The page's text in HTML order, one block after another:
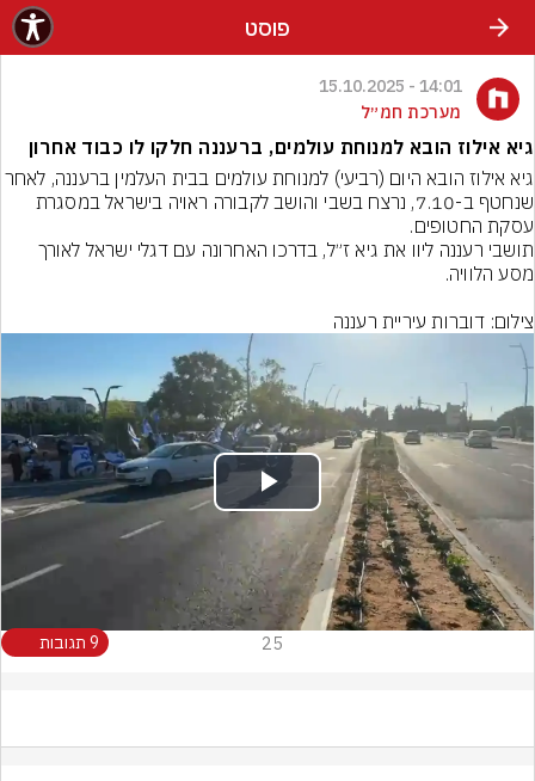
פוסט
14:01 - 15.10.2025
מערכת חמ״ל
גיא אילוז הובא למנוחת עולמים, ברעננה חלקו לו כבוד אחרון
צילום: דוברות עיריית רעננה
Play
Video
25 9 תגובות